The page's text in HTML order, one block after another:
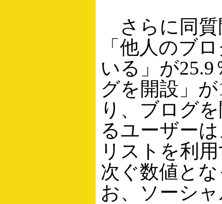
さらに同質
「他人のブ
いる」が
グを開設」
り、ブログ
るユーザー
リストを利
次ぐ数値と
お、ソーシ